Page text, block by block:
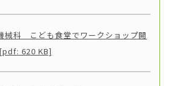
械科 こども食堂でワークショップ開
620 KB]